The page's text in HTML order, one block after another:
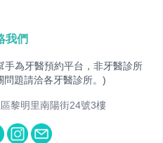
我們
手為牙醫預約平台，非牙醫診所
題請洽各牙醫診所。)
黎明里南陽街24號3樓